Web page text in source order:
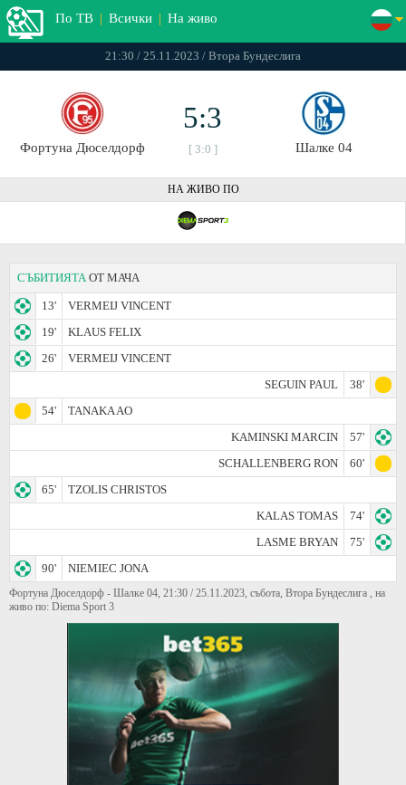
По ТВ | Всички | На живо
21:30 / 25.11.2023 / Втора Бундеслига
Фортуна Дюселдорф
5:3
[ 3:0 ] Шалке 04
НА ЖИВО ПО
СЪБИТИЯТА ОТ МАЧА
13'
VERMEIJ VINCENT
19'
KLAUS FELIX
26'
VERMEIJ VINCENT
SEGUIN PAUL
38'
54'
TANAKA AO
KAMINSKI MARCIN
57'
SCHALLENBERG RON
60'
65'
TZOLIS CHRISTOS
KALAS TOMAS
74'
LASME BRYAN
75'
90'
NIEMIEC JONA
Фортуна Дюселдорф - Шалке 04, 21:30 / 25.11.2023, събота, Втора Бундеслига , на
живо по: Diema Sport 3